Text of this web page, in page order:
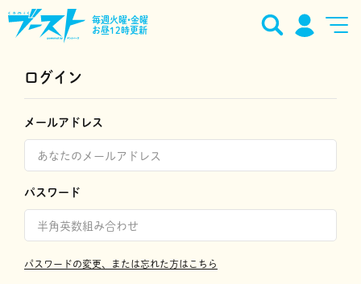
毎週火曜•金曜
お昼12時更新
ログイン
メールアドレス
パスワード
パスワードの変更、または忘れた方はこちら